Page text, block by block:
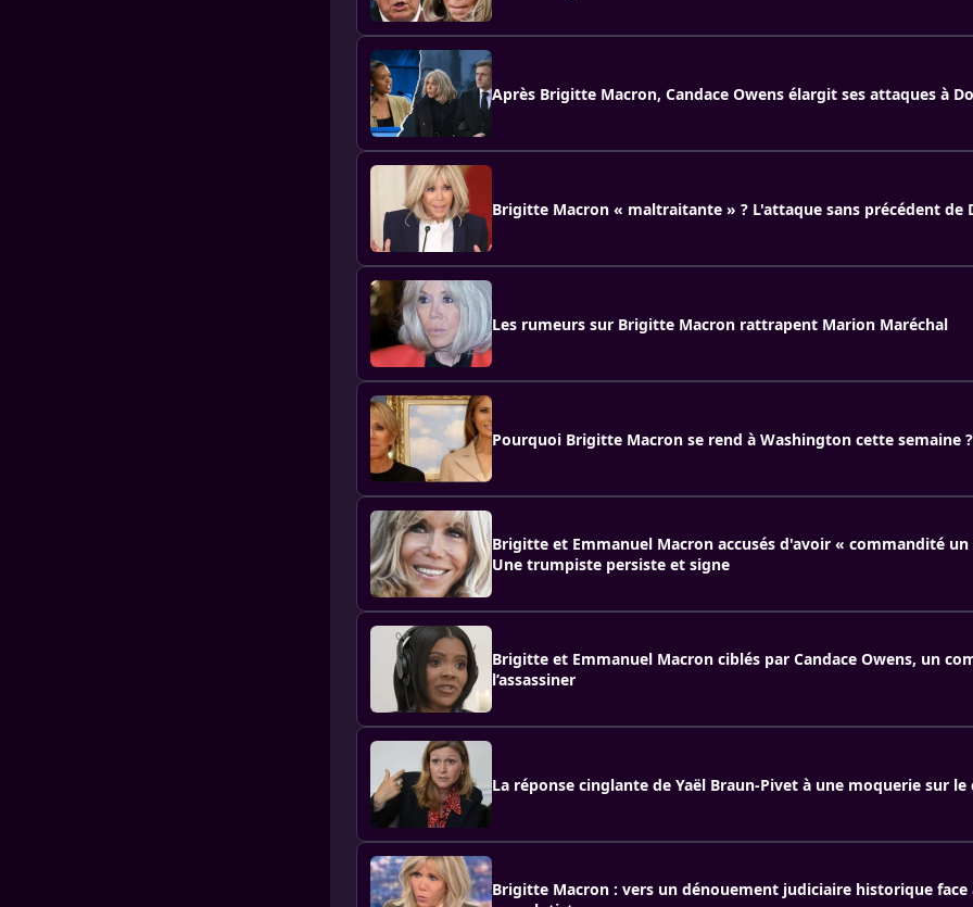
Après Brigitte Macron, Candace Owens élargit ses attaques à
Brigitte Macron « maltraitante » ? L'attaque sans précédent de
Les rumeurs sur Brigitte Macron rattrapent Marion Maréchal
Pourquoi Brigitte Macron se rend à Washington cette semaine ?
Brigitte et Emmanuel Macron accusés d'avoir « commandité un
Une trumpiste persiste et signe
Brigitte et Emmanuel Macron ciblés par Candace Owens, un
l’assassiner
La réponse cinglante de Yaël Braun-Pivet à une moquerie sur
Brigitte Macron : vers un dénouement judiciaire historique face